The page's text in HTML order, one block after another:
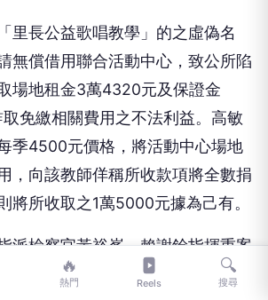
里長公益歌唱教學」的之虛偽名
無償借用聯合活動中心，致公所陷
場地租金3萬4320元及保證金
免繳相關費用之不法利益。高敏
季4500元價格，將活動中心場地
，向該教師佯稱所收款項將全數捐
將所收取之1萬5000元據為己有。
派檢察官黃裕峯、賴謝銓指揮重案
官、調查局台中市調查處、台中市
🔥
熱門 Reels
🔍
搜尋